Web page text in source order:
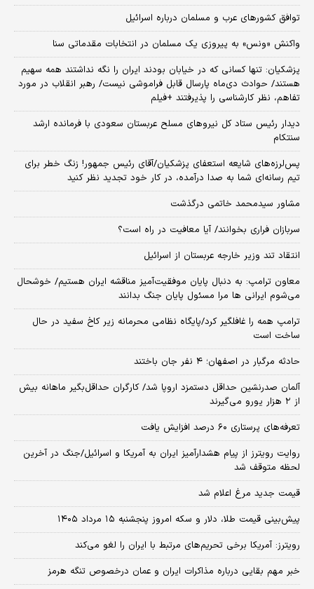
توافق کشورهای عرب و مسلمان درباره اسرائیل
واکنش «ونس» به پیروزی یک مسلمان در انتخابات مقدماتی سنا
پزشکیان: تنها کسانی که در خیابان بودند ایران را نگه نداشتند همه سهیم
هستند/ حوادث دی‌ماه پارسال قابل فراموشی نیست/ رهبر انقلاب در مورد
تفاهم، نظر کارشناسی را پذیرفتند +فیلم
دیدار رئیس ستاد کل نیروهای مسلح عربستان سعودی با فرمانده ارشد
سنتکام
پس‌لرزه‌های شایعه استعفای پزشکیان/آقای رئیس جمهور! زنگ خطر برای
تیم رسانه‌ای شما به صدا درآمده، در کار خود تجدید نظر کنید
مشاور سیدمحمد خاتمی درگذشت
سربازان فراری بخوانند/ آیا معافیت در راه است؟
انتقاد تند وزیر خارجه عربستان از اسرائیل
معاون ترامپ: به دنبال پایان موفقیت‌آمیز مناقشه ایران هستیم/ خوشحال
می‌شوم ایرانی ها مرا مسئول پایان جنگ بدانند
ترامپ همه را غافلگیر کرد/پایگاه نظامی محرمانه زیر کاخ سفید در حال
ساخت است
حادثه مرگبار در اصفهان؛ ۴ نفر جان باختند
آلمان صدرنشین حداقل دستمزد اروپا شد/ کارگران حداقل‌بگیر ماهانه بیش
از ۲ هزار یورو می‌گیرند
تعرفه‌های پرستاری ۶۰ درصد افزایش یافت
روایت رویترز از پیام هشدارآمیز ایران به آمریکا و اسرائیل/جنگ در آخرین
لحظه متوقف شد
قیمت جدید مرغ اعلام شد
پیش‌بینی قیمت طلا، دلار و سکه امروز پنجشنبه ۱۵ مرداد ۱۴۰۵
رویترز: آمریکا برخی تحریم‌های مرتبط با ایران را لغو می‌کند
خبر مهم بقایی درباره مذاکرات ایران و عمان درخصوص تنگه هرمز